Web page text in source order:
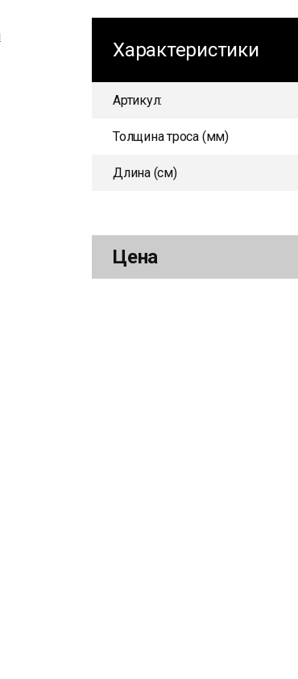
Характеристики
Артикул:
Толщина троса (мм)
Длина (см)
Цена